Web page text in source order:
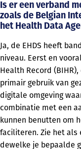
Is er een verband
zoals de Belgian
het Health Data
Ja, de EHDS heeft
niveau. Eerst en
Health Record
primair gebruik van
digitale omgeving
combinatie met een
kunnen benutten om
faciliteren. Zie het als
dewelke je bepaalde